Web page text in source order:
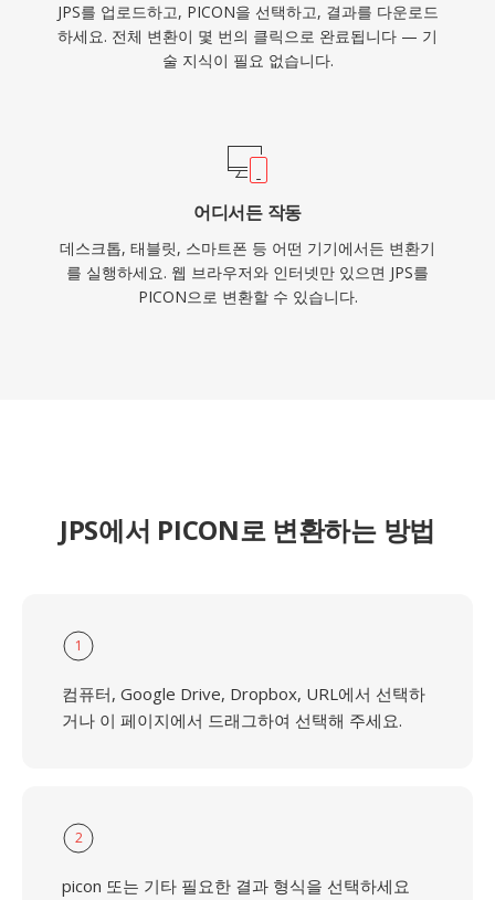
JPS를 업로드하고, PICON을 선택하고, 결과를 다운로드
하세요. 전체 변환이 몇 번의 클릭으로 완료됩니다 — 기
술 지식이 필요 없습니다.
어디서든 작동
데스크톱, 태블릿, 스마트폰 등 어떤 기기에서든 변환기
를 실행하세요. 웹 브라우저와 인터넷만 있으면 JPS를
PICON으로 변환할 수 있습니다.
JPS에서 PICON로 변환하는 방법
1
컴퓨터, Google Drive, Dropbox, URL에서 선택하
거나 이 페이지에서 드래그하여 선택해 주세요.
2
picon 또는 기타 필요한 결과 형식을 선택하세요